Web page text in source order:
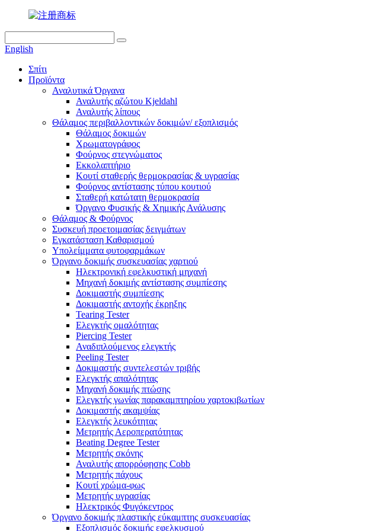
English
Σπίτι
Προϊόντα
Αναλυτικά Όργανα
Αναλυτής αζώτου Kjeldahl
Αναλυτής λίπους
Θάλαμος περιβαλλοντικών δοκιμών/ εξοπλισμός
Θάλαμος δοκιμών
Χρωματογράφος
Φούρνος στεγνώματος
Εκκολαπτήριο
Κουτί σταθερής θερμοκρασίας & υγρασίας
Φούρνος αντίστασης τύπου κουτιού
Σταθερή κατώτατη θερμοκρασία
Όργανο Φυσικής & Χημικής Ανάλυσης
Θάλαμος & Φούρνος
Συσκευή προετοιμασίας δειγμάτων
Εγκατάσταση Καθαρισμού
Υπολείμματα φυτοφαρμάκων
Όργανο δοκιμής συσκευασίας χαρτιού
Ηλεκτρονική εφελκυστική μηχανή
Μηχανή δοκιμής αντίστασης συμπίεσης
Δοκιμαστής συμπίεσης
Δοκιμαστής αντοχής έκρηξης
Tearing Tester
Ελεγκτής ομαλότητας
Piercing Tester
Αναδιπλούμενος ελεγκτής
Peeling Tester
Δοκιμαστής συντελεστών τριβής
Ελεγκτής απαλότητας
Μηχανή δοκιμής πτώσης
Ελεγκτής γωνίας παρακαμπτηρίου χαρτοκιβωτίων
Δοκιμαστής ακαμψίας
Ελεγκτής λευκότητας
Μετρητής Αεροπερατότητας
Beating Degree Tester
Μετρητής σκόνης
Αναλυτής απορρόφησης Cobb
Μετρητής πάχους
Κουτί χρώμα-φως
Μετρητής υγρασίας
Ηλεκτρικός Φυγόκεντρος
Όργανο δοκιμής πλαστικής εύκαμπτης συσκευασίας
Εξοπλισμός δοκιμής εφελκυσμού